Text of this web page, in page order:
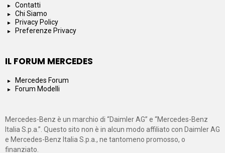
Contatti
Chi Siamo
Privacy Policy
Preferenze Privacy
IL FORUM MERCEDES
Mercedes Forum
Forum Modelli
Mercedes-Benz è un marchio di “Daimler AG” e “Mercedes-Benz
Italia S.p.a.”. Questo sito non è in alcun modo affiliato con Daimler AG
e Mercedes-Benz Italia S.p.a., ne tantomeno promosso, o
finanziato.